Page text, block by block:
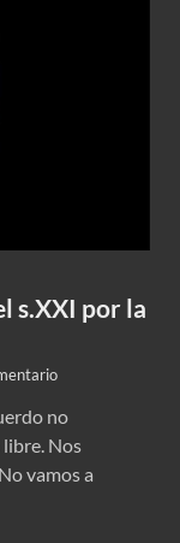
s.XXI por la
no
Nos
vamos a